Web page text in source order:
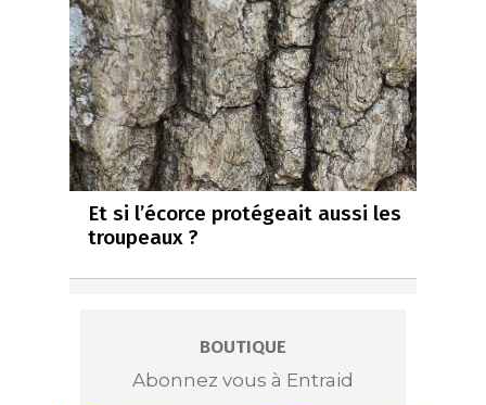
Et si l’écorce protégeait aussi les
troupeaux ?
BOUTIQUE
Abonnez vous à Entraid